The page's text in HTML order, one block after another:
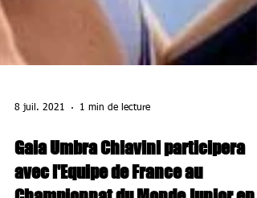
8 juil. 2021 1 min de lecture
Gaia Umbra Chiavini participera